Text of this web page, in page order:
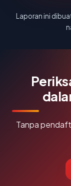
Laporan ini
Tanpa